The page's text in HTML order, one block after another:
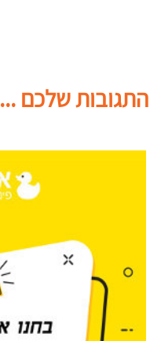
התגובות שלכם ...